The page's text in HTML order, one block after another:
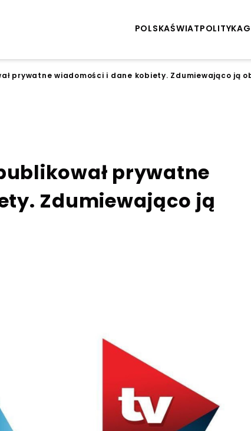
POLSKAŚWIATPOLITYKA
prywatne wiadomości i dane kobiety. Zdumiewająco ją
prywatne
Zdumiewająco ją